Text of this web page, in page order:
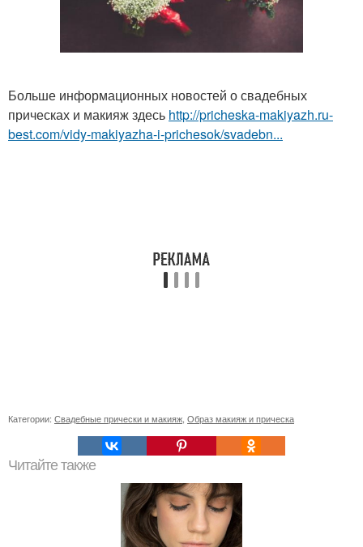
Больше информационных новостей о свадебных
прическах и макияж здесь http://pricheska-makiyazh.ru-
best.com/vidy-makiyazha-i-prichesok/svadebn...
Категории: Свадебные прически и макияж Образ макияж и прическа
Читайте также